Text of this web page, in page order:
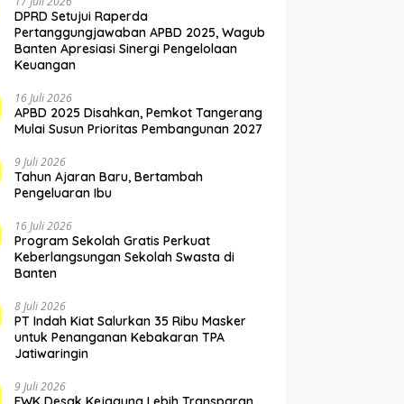
DPRD Setujui Raperda
Pertanggungjawaban APBD 2025, Wagub
Banten Apresiasi Sinergi Pengelolaan
Keuangan
16 Juli 2026
APBD 2025 Disahkan, Pemkot Tangerang
Mulai Susun Prioritas Pembangunan 2027
9 Juli 2026
Tahun Ajaran Baru, Bertambah
Pengeluaran Ibu
16 Juli 2026
Program Sekolah Gratis Perkuat
Keberlangsungan Sekolah Swasta di
Banten
8 Juli 2026
PT Indah Kiat Salurkan 35 Ribu Masker
untuk Penanganan Kebakaran TPA
Jatiwaringin
9 Juli 2026